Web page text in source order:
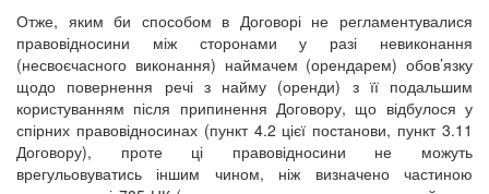
Отже, яким би способом в Договорі не регламентувалися
правовідносини між сторонами у разі невиконання
(несвоєчасного виконання) наймачем (орендарем) обов’язку
щодо повернення речі з найму (оренди) з її подальшим
користуванням після припинення Договору, що відбулося у
спірних правовідносинах (пункт 4.2 цієї постанови, пункт 3.11
Договору), проте ці правовідносини не можуть
врегульовуватись іншим чином, ніж визначено частиною